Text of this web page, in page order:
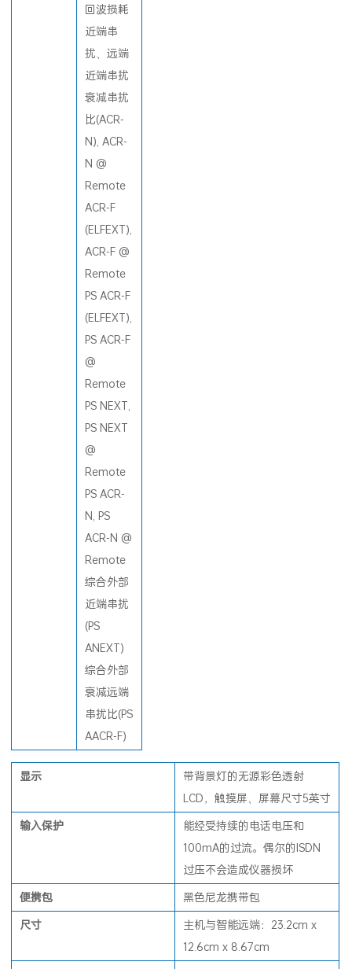
回波损耗
近端串
扰、远端
近端串扰
衰减串扰
比(ACR-
N), ACR-
N @
Remote
ACR-F
(ELFEXT),
ACR-F @
Remote
PS ACR-F
(ELFEXT),
PS ACR-F
@
Remote
PS NEXT,
PS NEXT
@
Remote
PS ACR-
N, PS
ACR-N @
Remote
综合外部
近端串扰
(PS
ANEXT)
综合外部
衰减远端
串扰比(PS
AACR-F)
显示
带背景灯的无源彩色透射
LCD，触摸屏、屏幕尺寸5英寸
输入保护
能经受持续的电话电压和
100mA的过流。偶尔的ISDN
过压不会造成仪器损坏
便携包
黑色尼龙携带包
尺寸
主机与智能远端：23.2cm x
12.6cm x 8.67cm